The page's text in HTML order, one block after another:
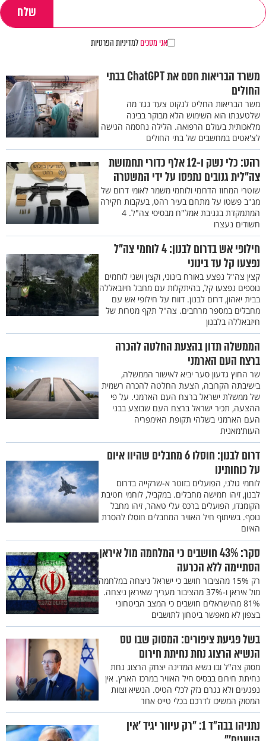
אני מסכיםלמדיניות הפרטיות
משרד הבריאות חסם את ChatGPT בבתי
החולים
משר הבריאות החליט לנקוט צעד נגד מה
שלטענתו הוא השימוש הלא מבוקר בבינה
מלאכותית בעולם הרפואה. הלילה נחסמה הגישה
לצ'אטים במחשבים של בתי החולים
רהט: כלי נשק ו-12 אלף כדורי תחמושת
צה"לית גנובים נתפסו על ידי המשטרה
שוטרי המחוז הדרומי ולוחמי משמר לאומי דרום של
מג"ב פשטו על מתחם בעיר רהט, בעקבות חקירה
המתמקדת בגניבת אמל"ח מבסיסי צה"ל. 4
חשודים נעצרו
חילופי אש בדרום לבנון: 4 לוחמי צה"ל
נפצעו קל עד בינוני
קצין צה"ל נפצע באורח בינוני, וקצין ושני לוחמים
נוספים נפצעו קל, בהיתקלות עם מחבל חיזבאללה
בבית יאהון, דרום לבנון. דווח על חילופי אש עם
מחבלים במספר מרחבים. צה"ל תקף מטרות של
חיזבאללה בלבנון
הממשלה תדון בהצעת החלטה להכרה
ברצח העם הארמני
שר החוץ גדעון סער יביא לאישור הממשלה,
בישיבתה הקרובה, הצעת החלטה להכרה רשמית
של ממשלת ישראל ברצח העם הארמני. על פי
ההצעה, תכיר ישראל ברצח העם שבוצע בבני
העם הארמני בשלהי תקופת האימפריה
העות'מאנית
דרום לבנון: חוסלו 6 מחבלים שהיוו איום
על כוחותינו
לוחמי גולני, הפועלים בזוטר א-שרקייה בדרום
לבנון, זיהו חמישה מחבלים. במקביל, לוחמי חטיבת
הקומנדו, הפועלים ברכס עלי טאהר, זיהו מחבל
נוסף. בשיתוף חיל האוויר המחבלים חוסלו להסרת
האיום
סקר: 43% חושבים כי המלחמה מול איראן
הסתיימה ללא הכרעה
רק 15% מהציבור חושב כי ישראל ניצחה במלחמה
מול איראן ו-37% מהציבור מעריך שאיראן ניצחה.
81% מהישראלים חושבים כי המצב הביטחוני
בצפון לא מאפשר ביטחון לתושבים
בשל פגיעת ציפורים: המסוק שבו טס
הנשיא הרצוג נחת נחיתת חירום
מסוק צה"ל ובו נשיא המדינה יצחק הרצוג נחת
נחיתת חירום בבסיס חיל האוויר במרכז הארץ. אין
נפגעים ולא נגרם נזק לכלי הטיס. הנשיא וצוות
המסוק המשיכו לדרכם בכלי טייס אחר
נתניהו בבה״ד 1: "רק עיוור יגיד ׳אין